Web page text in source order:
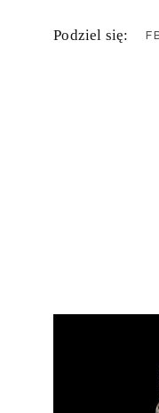
Podziel się: